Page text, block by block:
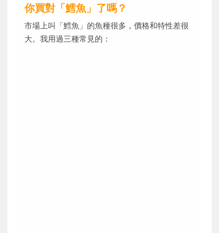
你買對「鱈魚」了嗎？
市場上叫「鱈魚」的魚種很多，價格和特性差很
大。我用過三種常見的：